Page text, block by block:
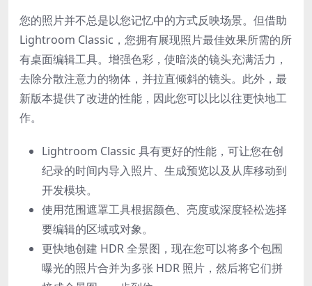
您的照片并不总是以您记忆中的方式反映场景。但借助
Lightroom Classic，您拥有展现照片最佳效果所需的所
有桌面编辑工具。增强色彩，使暗淡的镜头充满活力，
去除分散注意力的物体，并拉直倾斜的镜头。此外，最
新版本提供了改进的性能，因此您可以比以往更快地工
作。
Lightroom Classic 具有更好的性能，可让您在创
纪录的时间内导入照片、生成预览以及从库移动到
开发模块。
使用范围遮罩工具根据颜色、亮度或深度轻松选择
要编辑的区域或对象。
更快地创建 HDR 全景图，现在您可以将多个包围
曝光的照片合并为多张 HDR 照片，然后将它们拼